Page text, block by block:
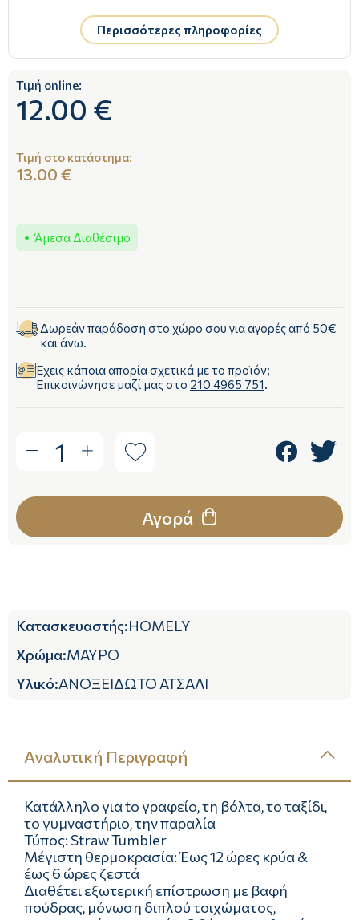
Περισσότερες πληροφορίες
Τιμή online:
12.00 €
Τιμή στο κατάστημα:
13.00 €
Άμεσα Διαθέσιμο
Δωρεάν παράδοση στο χώρο σου για αγορές από 50€
και άνω.
Έχεις κάποια απορία σχετικά με το προϊόν;
Επικοινώνησε μαζί μας στο 210 4965 751.
1
Αγορά
Κατασκευαστής:HOMELY
Χρώμα:ΜΑΥΡΟ
Υλικό:ΑΝΟΞΕΙΔΩΤΟ ΑΤΣΑΛΙ
Αναλυτική Περιγραφή
Κατάλληλο για tο γραφείο, τη βόλτα, το ταξίδι,
το γυμναστήριο, την παραλία
Τύπος: Straw Tumbler
Μέγιστη θερμοκρασία: Έως 12 ώρες κρύα &
έως 6 ώρες ζεστά
Διαθέτει εξωτερική επίστρωση με βαφή
πούδρας, μόνωση διπλού τοιχώματος,